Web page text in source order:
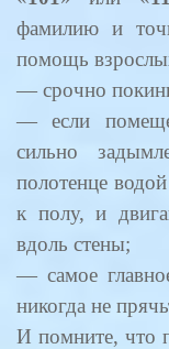
фамилию и
помощь
— срочно
— если
сильно
полотенце
к полу, и
вдоль стены;
— самое
никогда не
И помните, что